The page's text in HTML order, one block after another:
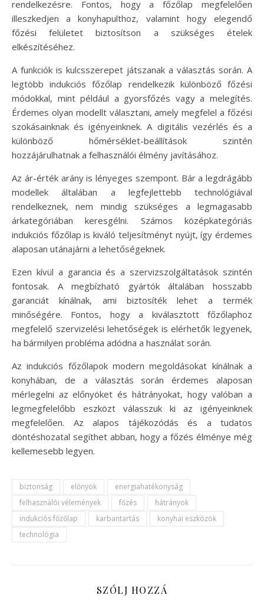
rendelkezésre. Fontos, hogy a főzőlap megfelelően
illeszkedjen a konyhapulthoz, valamint hogy elegendő
főzési felületet biztosítson a szükséges ételek
elkészítéséhez.
A funkciók is kulcsszerepet játszanak a választás során. A
legtöbb indukciós főzőlap rendelkezik különböző főzési
módokkal, mint például a gyorsfőzés vagy a melegítés.
Érdemes olyan modellt választani, amely megfelel a főzési
szokásainknak és igényeinknek. A digitális vezérlés és a
különböző hőmérséklet-beállítások szintén
hozzájárulhatnak a felhasználói élmény javításához.
Az ár-érték arány is lényeges szempont. Bár a legdrágább
modellek általában a legfejlettebb technológiával
rendelkeznek, nem mindig szükséges a legmagasabb
árkategóriában keresgélni. Számos középkategóriás
indukciós főzőlap is kiváló teljesítményt nyújt, így érdemes
alaposan utánajárni a lehetőségeknek.
Ezen kívül a garancia és a szervizszolgáltatások szintén
fontosak. A megbízható gyártók általában hosszabb
garanciát kínálnak, ami biztosíték lehet a termék
minőségére. Fontos, hogy a kiválasztott főzőlaphoz
megfelelő szervizelési lehetőségek is elérhetők legyenek,
ha bármilyen probléma adódna a használat során.
Az indukciós főzőlapok modern megoldásokat kínálnak a
konyhában, de a választás során érdemes alaposan
mérlegelni az előnyöket és hátrányokat, hogy valóban a
legmegfelelőbb eszközt válasszuk ki az igényeinknek
megfelelően. Az alapos tájékozódás és a tudatos
döntéshozatal segíthet abban, hogy a főzés élménye még
kellemesebb legyen.
biztonság előnyök
energiahatékonyság
felhasználói vélemények
főzés
hátrányok
indukciós főzőlap
karbantartás
konyhai eszközök
technológia
SZÓLJ HOZZÁ